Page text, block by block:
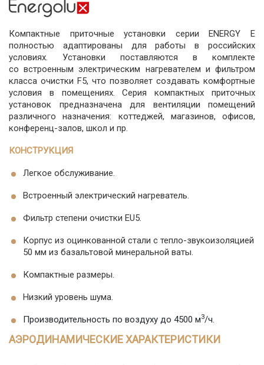
Компактные приточные установки серии ENERGY E
полностью адаптированы для работы в российских
условиях. Установки поставляются в комплекте
со встроенным электрическим нагревателем и фильтром
класса очистки F5, что позволяет создавать комфортные
условия в помещениях. Серия компактных приточных
установок предназначена для вентиляции помещений
различного назначения: коттеджей, магазинов, офисов,
конференц-залов, школ и пр.
КОНСТРУКЦИЯ
Легкое обслуживание.
Встроенный электрический нагреватель.
Фильтр степени очистки EU5.
Корпус из оцинкованной стали с тепло-звукоизоляцией
50 мм из базальтовой минеральной ваты.
Компактные размеры.
Низкий уровень шума.
Производительность по воздуху до 4500 м3/ч.
АЭРОДИНАМИЧЕСКИЕ ХАРАКТЕРИСТИКИ